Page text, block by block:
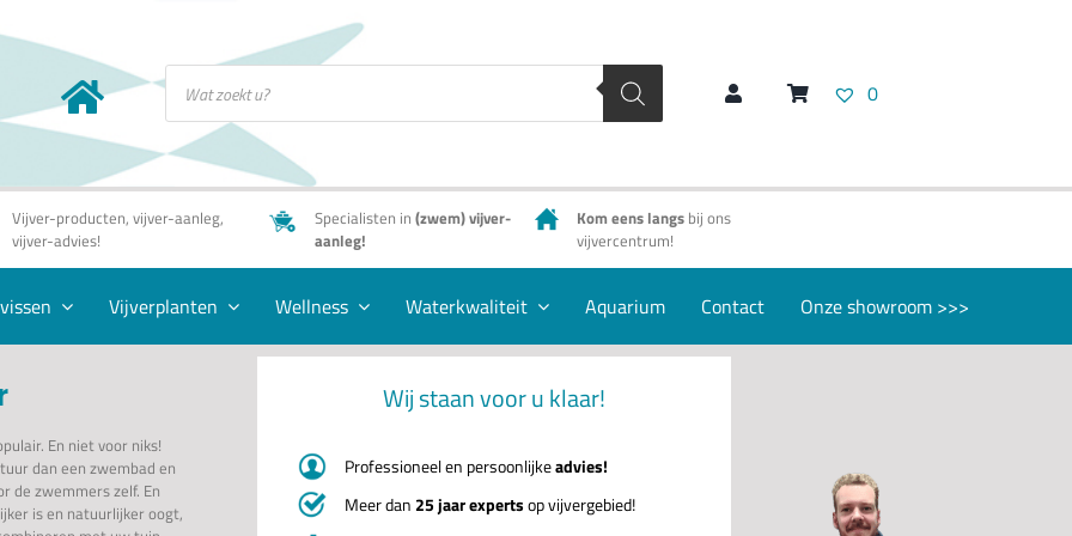
Producten
zoeken 0
Vijver-producten, vijver-aanleg,
vijver-advies!
Specialisten in (zwem) vijver-
aanleg!
Kom eens langsbij ons
vijvercentrum!
Vijverplanten Wellness Waterkwaliteit Aquarium Contact Onze showroom >>>
En niet voor niks!
dan een zwembad en
de zwemmers zelf. En
is en natuurlijker oogt,
Wij staan voor u klaar!
Professioneel en persoonlijkeadvies!
Meer dan25 jaar expertsop vijvergebied!